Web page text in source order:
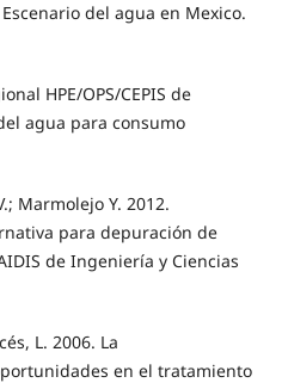
del agua en Mexico.
HPE/OPS/CEPIS de
agua para consumo
Marmolejo Y. 2012.
para depuración de
de Ingeniería y Ciencias
L. 2006. La
en el tratamiento